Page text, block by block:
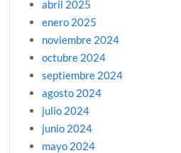
abril 2025
enero 2025
noviembre 2024
octubre 2024
septiembre 2024
agosto 2024
julio 2024
junio 2024
mayo 2024